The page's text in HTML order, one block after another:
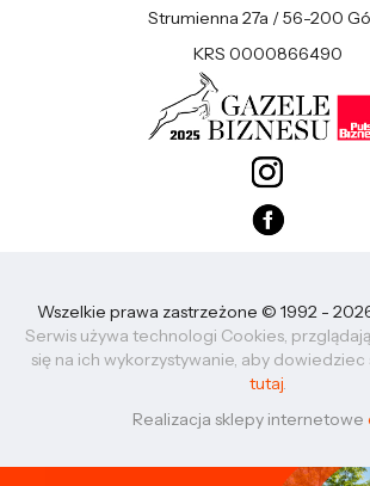
Strumienna 27a / 56-200
KRS 0000866490
Wszelkie prawa zastrzeżone © 1992 - 2026
Serwis używa technologi Cookies,
się na ich wykorzystywanie, aby
tutaj.
Realizacja sklepy internetowe